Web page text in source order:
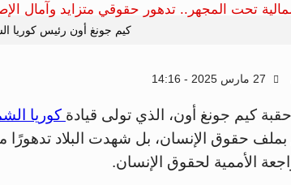
كيم جونغ أون رئيس كوريا
كيم جونغ أون، الذي تولى قيادة كوريا
بملف حقوق الإنسان، بل شهدت البلاد تدهورًا
الأممية لحقوق الإنسان.